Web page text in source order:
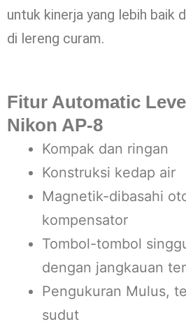
untuk kinerja yang lebih baik
di lereng curam.
Fitur Automatic
Nikon AP-8
Kompak dan ringan
Konstruksi kedap air
Magnetik-dibasahi
kompensator
Tombol-tombol
dengan jangkauan
Pengukuran Mulus,
sudut